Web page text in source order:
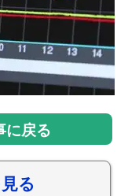
に戻る
る